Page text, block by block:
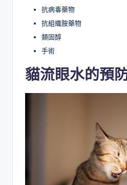
抗病毒藥物
抗組織胺藥物
類固醇
手術
貓流眼水的預